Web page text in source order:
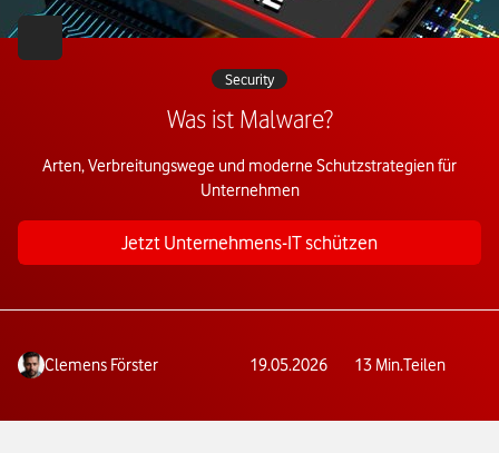
Security
Was ist Malware?
Arten, Verbreitungswege und moderne Schutzstrategien für
Unternehmen
Jetzt Unternehmens-IT schützen
Clemens Förster 19.05.2026 13 Min.Teilen